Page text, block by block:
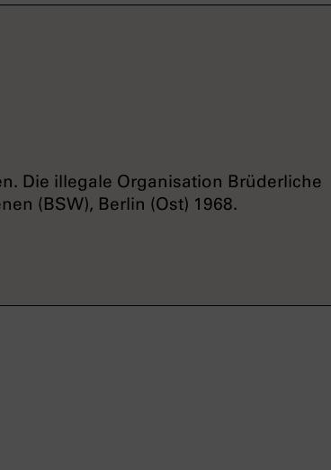
Die illegale Organisation Brüderliche
(BSW), Berlin (Ost) 1968.